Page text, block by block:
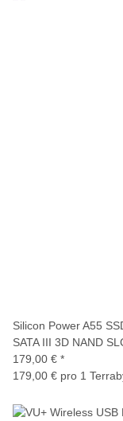
Silicon Power A55
SATA III 3D NAND
179,00 € *
179,00 € pro 1